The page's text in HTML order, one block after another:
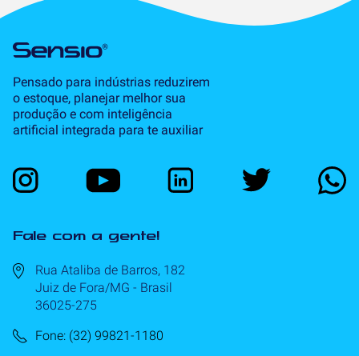
Pensado para indústrias reduzirem
o estoque, planejar melhor sua
produção e com inteligência
artificial integrada para te auxiliar
Fale com a gente!
Rua Ataliba de Barros, 182
Juiz de Fora/MG - Brasil
36025-275
Fone: (32) 99821-1180